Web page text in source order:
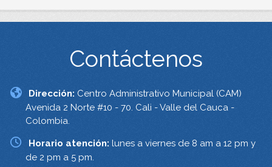
Contáctenos
Dirección: Centro Administrativo Municipal (CAM)
Avenida 2 Norte #10 - 70. Cali - Valle del Cauca -
Colombia.
Horario atención: lunes a viernes de 8 am a 12 pm y
de 2 pm a 5 pm.